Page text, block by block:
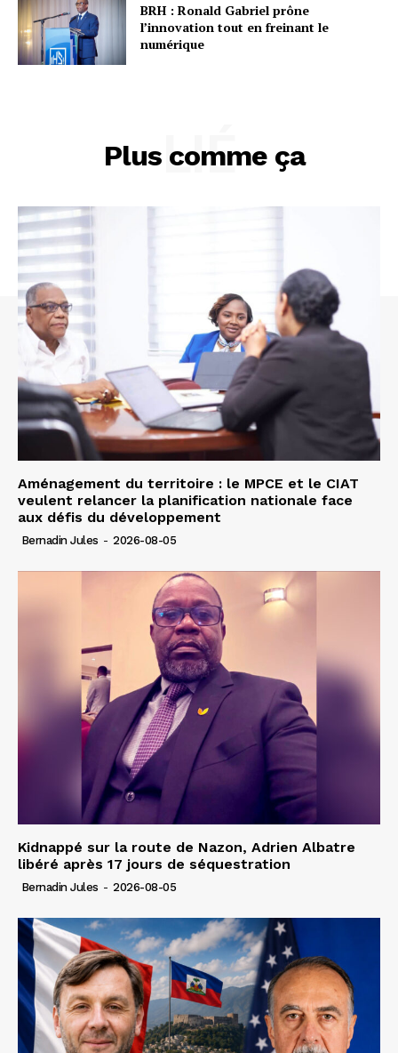
BRH : Ronald Gabriel prône
l’innovation tout en freinant le
numérique
Plus comme ça
LIÉ
Aménagement du territoire : le MPCE et le CIAT
veulent relancer la planification nationale face
aux défis du développement
Bernadin Jules - 2026-08-05
Kidnappé sur la route de Nazon, Adrien Albatre
libéré après 17 jours de séquestration
Bernadin Jules - 2026-08-05